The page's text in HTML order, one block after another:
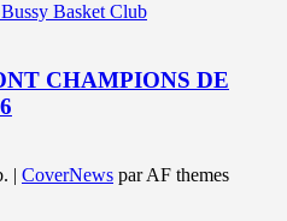
Basket Club
CHAMPIONS DE
| CoverNews par AF themes